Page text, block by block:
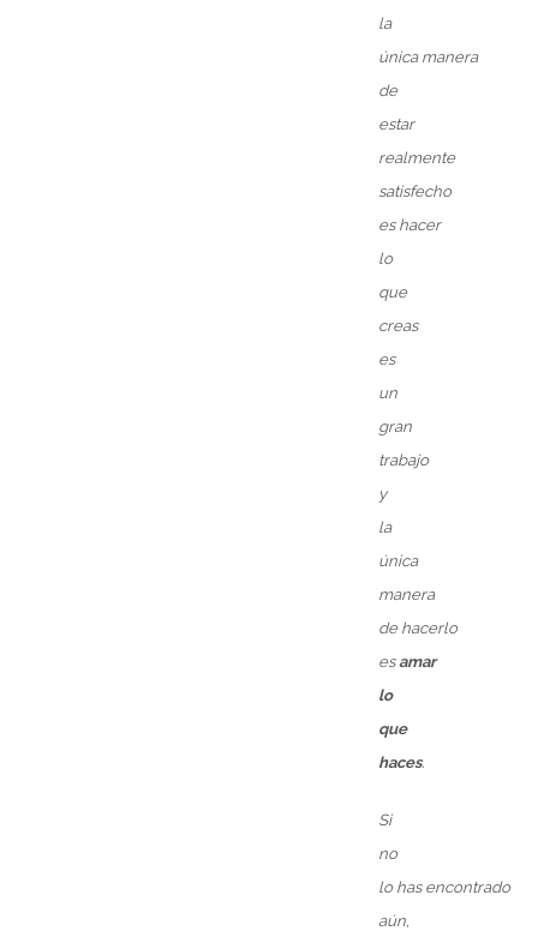
la
única manera
de
estar
realmente
satisfecho
es hacer
lo
que
creas
es
un
gran
trabajo
y
la
única
manera
de hacerlo
esamar
lo
que
haces.
Si
no
lo has encontrado
aún,